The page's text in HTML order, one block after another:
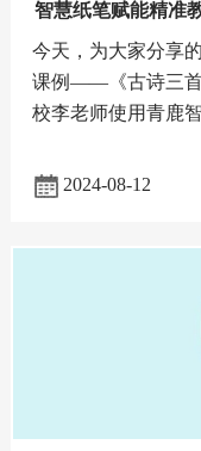
智慧纸笔赋能精准
今天，为大家分享
课例——《古诗三首
校李老师使用青鹿
实时获取学生学情，
2024-08-12